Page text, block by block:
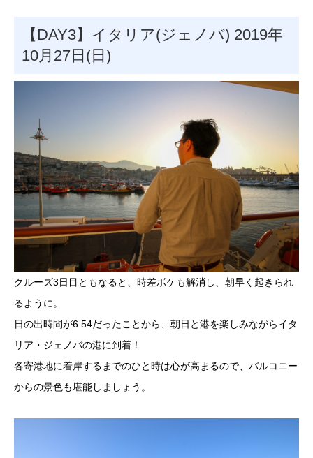
【DAY3】イタリア(ジェノバ) 2019年
10月27日(日)
クルーズ3日目ともなると、時差ボケも解消し、朝早く起きられ
るように。
日の出時間が6:54だったことから、朝日と港を楽しみながらイタ
リア・ジェノバの港に到着！
各寄港地に着岸するまでのひと時は心が高まるので、バルコニー
からの景色も堪能しましょう。